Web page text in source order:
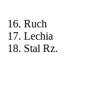
16. Ruch
17. Lechia
18. Stal Rz.